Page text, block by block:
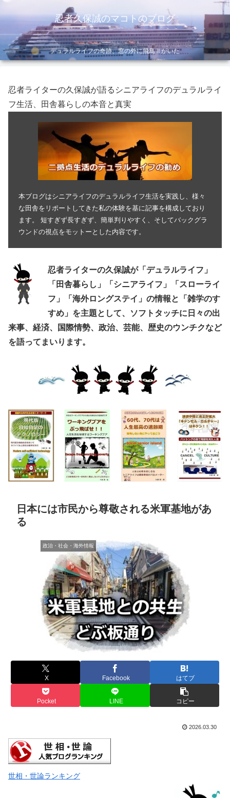
忍者久保誠のマコトのブログ
デュラルライフの奇跡、窓の外に飛鳥Ⅱがいた
忍者ライターの久保誠が語るシニアライフのデュラルライ
フ生活、田舎暮らしの本音と真実
本ブログはシニアライフのデュラルライフ生活を実践し、様々
な田舎をリポートしてきた私の体験を基に記事を構成しており
ます。 短すぎず長すぎず、簡単判りやすく、そしてバックグラ
ウンドの視点をモットーとした内容です。
忍者ライターの久保誠が「デュラルライフ」
「田舎暮らし」「シニアライフ」「スローライ
フ」「海外ロングステイ」の情報と「雑学のす
すめ」を主題として、ソフトタッチに日々の出
来事、経済、国際情勢、政治、芸能、歴史のウンチクなど
を語ってまいります。
日本には市民から尊敬される米軍基地があ
る
政治・社会・海外情報
X Facebook はてブ
Pocket LINE コピー
2026.03.30
世相・世論ランキング